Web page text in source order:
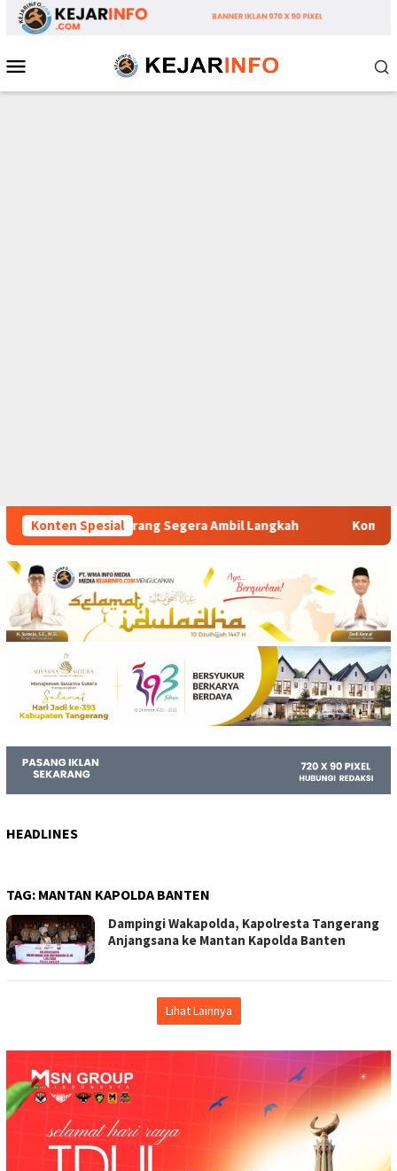
Loncat
Mobile
Konten Spesial
Ambil Langkah Komitmen Polsek Tigaraksa Tindak
HEADLINES
TAG: MANTAN KAPOLDA BANTEN
Dampingi Wakapolda, Kapolresta Tangerang
Anjangsana ke Mantan Kapolda Banten
Lihat Lainnya